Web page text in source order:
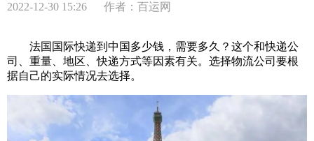
2022-12-30 15:26 作者：百运网
法国国际快递到中国多少钱，需要多久？这个和快递公
司、重量、地区、快递方式等因素有关。选择物流公司要根
据自己的实际情况去选择。